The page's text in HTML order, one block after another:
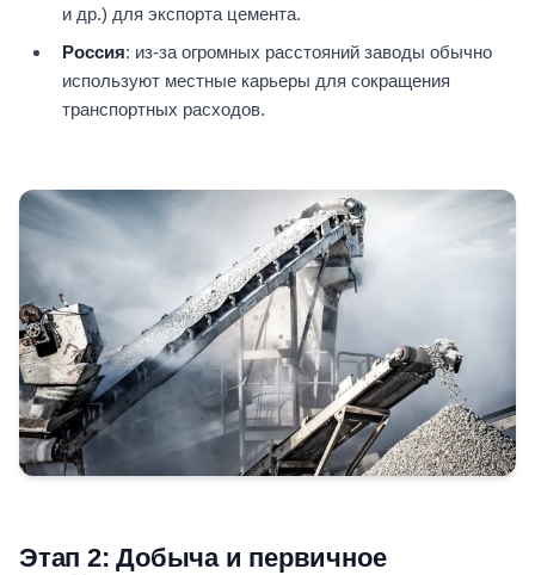
и др.) для экспорта цемента.
Россия: из-за огромных расстояний заводы обычно
используют местные карьеры для сокращения
транспортных расходов.
Этап 2: Добыча и первичное